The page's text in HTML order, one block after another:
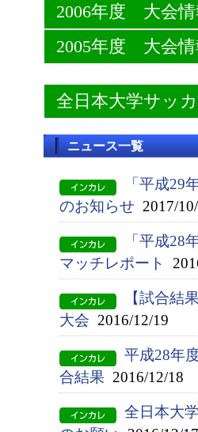
2006年度 大会情
2005年度 大会情
全日本大学サッ
ニュース一覧
「平成29
のお知らせ 2017/
「平成28
マッチレポート
【試合結
大会 2016/12/19
平成28年
合結果 2016/12/18
全日本大